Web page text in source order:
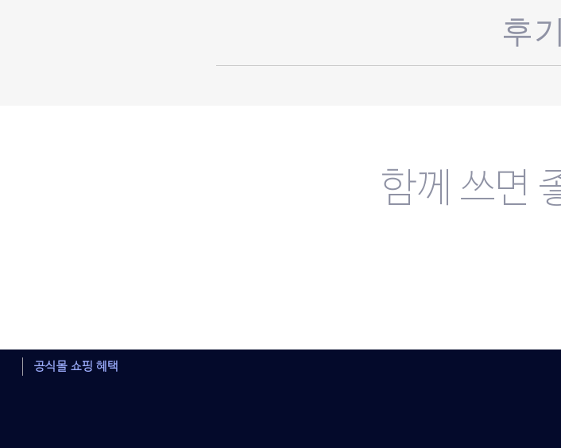
후기
함께 쓰면
공식몰 쇼핑 혜택